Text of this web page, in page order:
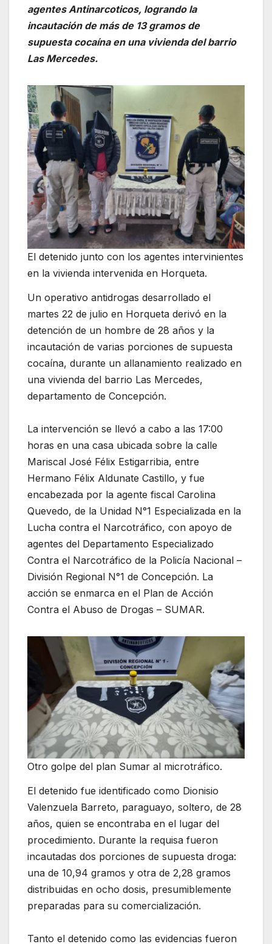
agentes Antinarcoticos, logrando la
incautación de más de 13 gramos de
supuesta cocaína en una vivienda del barrio
Las Mercedes.
El detenido junto con los agentes intervinientes
en la vivienda intervenida en Horqueta.
Un operativo antidrogas desarrollado el
martes 22 de julio en Horqueta derivó en la
detención de un hombre de 28 años y la
incautación de varias porciones de supuesta
cocaína, durante un allanamiento realizado en
una vivienda del barrio Las Mercedes,
departamento de Concepción.
La intervención se llevó a cabo a las 17:00
horas en una casa ubicada sobre la calle
Mariscal José Félix Estigarribia, entre
Hermano Félix Aldunate Castillo, y fue
encabezada por la agente fiscal Carolina
Quevedo, de la Unidad N°1 Especializada en la
Lucha contra el Narcotráfico, con apoyo de
agentes del Departamento Especializado
Contra el Narcotráfico de la Policía Nacional –
División Regional N°1 de Concepción. La
acción se enmarca en el Plan de Acción
Contra el Abuso de Drogas – SUMAR.
Otro golpe del plan Sumar al microtráfico.
El detenido fue identificado como Dionisio
Valenzuela Barreto, paraguayo, soltero, de 28
años, quien se encontraba en el lugar del
procedimiento. Durante la requisa fueron
incautadas dos porciones de supuesta droga:
una de 10,94 gramos y otra de 2,28 gramos
distribuidas en ocho dosis, presumiblemente
preparadas para su comercialización.
Tanto el detenido como las evidencias fueron